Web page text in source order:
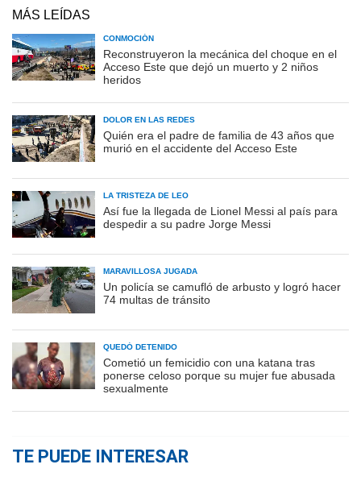
MÁS LEÍDAS
CONMOCIÓN
Reconstruyeron la mecánica del choque en el
Acceso Este que dejó un muerto y 2 niños
heridos
DOLOR EN LAS REDES
Quién era el padre de familia de 43 años que
murió en el accidente del Acceso Este
LA TRISTEZA DE LEO
Así fue la llegada de Lionel Messi al país para
despedir a su padre Jorge Messi
MARAVILLOSA JUGADA
Un policía se camufló de arbusto y logró hacer
74 multas de tránsito
QUEDÓ DETENIDO
Cometió un femicidio con una katana tras
ponerse celoso porque su mujer fue abusada
sexualmente
TE PUEDE INTERESAR